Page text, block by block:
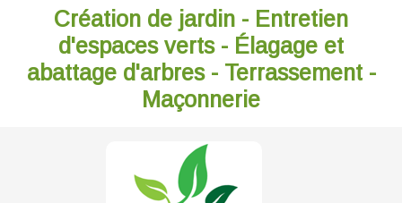
Création de jardin - Entretien
d'espaces verts - Élagage et
abattage d'arbres - Terrassement -
Maçonnerie